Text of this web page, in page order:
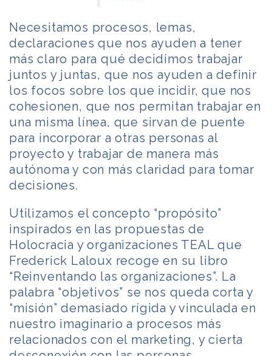
Necesitamos procesos, lemas,
declaraciones que nos ayuden a tener
más claro para qué decidimos trabajar
juntos y juntas, que nos ayuden a definir
los focos sobre los que incidir, que nos
cohesionen, que nos permitan trabajar en
una misma línea, que sirvan de puente
para incorporar a otras personas al
proyecto y trabajar de manera más
autónoma y con más claridad para tomar
decisiones.
Utilizamos el concepto “propósito”
inspirados en las propuestas de
Holocracia y organizaciones TEAL que
Frederick Laloux recoge en su libro
“Reinventando las organizaciones”. La
palabra “objetivos” se nos queda corta y
“misión” demasiado rígida y vinculada en
nuestro imaginario a procesos más
relacionados con el marketing, y cierta